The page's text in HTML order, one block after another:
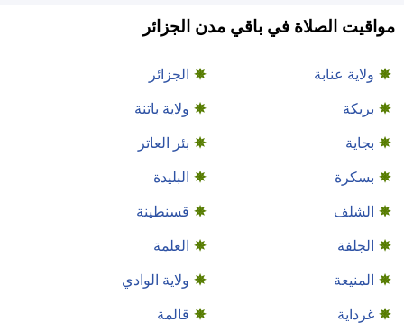
مواقيت الصلاة في باقي مدن الجزائر
ولاية عنابة
الجزائر
بريكة
ولاية باتنة
بجاية
بئر العاتر
بسكرة
البليدة
الشلف
قسنطينة
الجلفة
العلمة
المنيعة
ولاية الوادي
غرداية
قالمة